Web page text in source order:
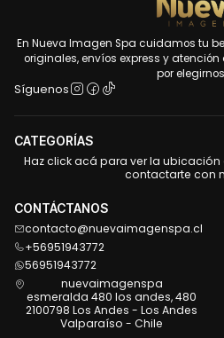
En Nueva Imagen Spa cuidamos tu
originales, envíos express y
por
Síguenos
CATEGORÍAS
Haz click acá para ver la
contactarte con
CONTÁCTANOS
contacto@nuevaimagenspa.cl
+56951943772
56951943772
nuevaimagenspa
esmeralda 480 los andes, 480
2100798 Los Andes - Los Andes
Valparaíso - Chile